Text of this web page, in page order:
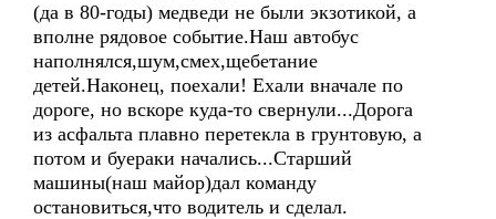
(да в 80-годы) медведи не были экзотикой, а
вполне рядовое событие.Наш автобус
наполнялся,шум,смех,щебетание
детей.Наконец, поехали! Ехали вначале по
дороге, но вскоре куда-то свернули...Дорога
из асфальта плавно перетекла в грунтовую, а
потом и буераки начались...Старший
машины(наш майор)дал команду
остановиться,что водитель и сделал.